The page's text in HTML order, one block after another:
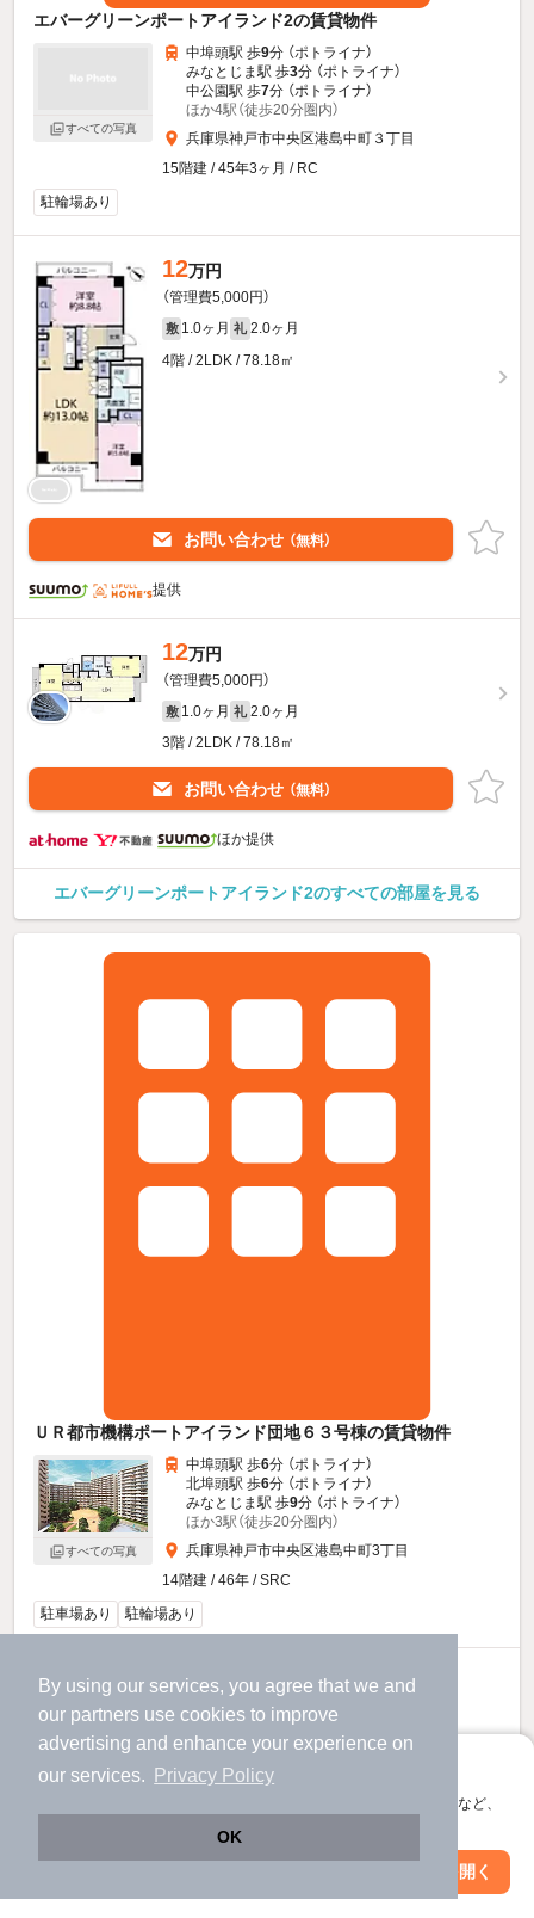
By using our services, you agree that we and
our partners use cookies to improve
advertising and enhance your experience on
our services.
Privacy Policy
OK
アプリに切り替えて、サクサクお部屋探し
会員登録なしですぐ使える。マップ検索やお気に入り保存など、
アプリを開く
エバーグリーンポートアイランド2の賃貸物件
すべての写真
中埠頭駅 歩9分 （ポトライナ）
みなとじま駅 歩3分 （ポトライナ）
中公園駅 歩7分 （ポトライナ）
ほか4駅（徒歩20分圏内）
兵庫県神戸市中央区港島中町３丁目
15階建 / 45年3ヶ月 / RC
駐輪場あり
12万円
（管理費5,000円）
敷 1.0ヶ月 礼 2.0ヶ月
4階 / 2LDK / 78.18㎡
お問い合わせ （無料）
提供
12万円
（管理費5,000円）
敷 1.0ヶ月 礼 2.0ヶ月
3階 / 2LDK / 78.18㎡
お問い合わせ （無料）
ほか提供
エバーグリーンポートアイランド2のすべての部屋を見る
ＵＲ都市機構ポートアイランド団地６３号棟の賃貸物件
すべての写真
中埠頭駅 歩6分 （ポトライナ）
北埠頭駅 歩6分 （ポトライナ）
みなとじま駅 歩9分 （ポトライナ）
ほか3駅（徒歩20分圏内）
兵庫県神戸市中央区港島中町3丁目
14階建 / 46年 / SRC
駐車場あり
駐輪場あり
7.95万円
（管理費3,100円）
敷 2.0ヶ月 礼 不要
9階 / 2LDK / 72.08㎡
お問い合わせ（無料）
絞り込み条件を変更